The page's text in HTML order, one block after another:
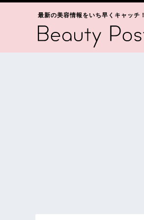
最新の美容情報をいち早くキャッチ！